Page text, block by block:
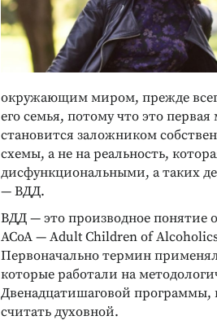
окружающим миром, прежде
его семья, потому что это
становится заложником
схемы, а не на реальность,
дисфункциональными, а таких
— ВДД.
ВДД — это производное понятие
ACoA — Adult Children of
Первоначально термин
которые работали на
Двенадцатишаговой программы,
считать духовной.